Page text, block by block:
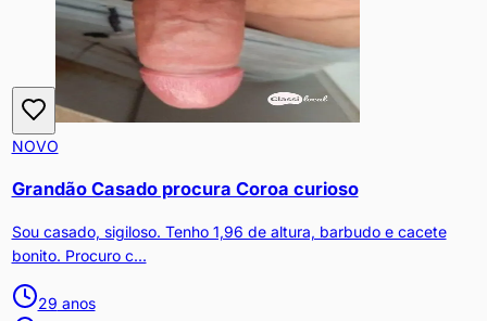
NOVO
Grandão Casado procura Coroa curioso
Sou casado, sigiloso. Tenho 1,96 de altura, barbudo e cacete
bonito. Procuro c...
29 anos